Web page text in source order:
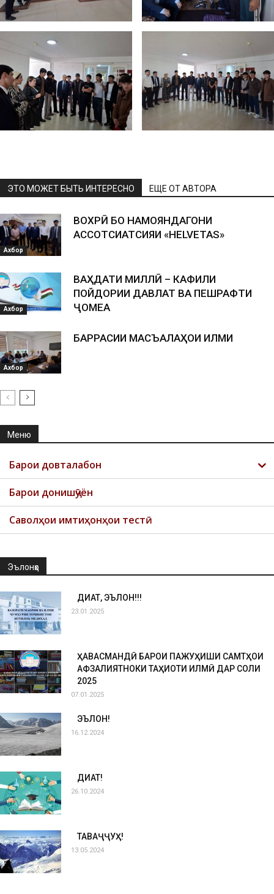
ЭТО МОЖЕТ БЫТЬ ИНТЕРЕСНО ЕЩЕ ОТ АВТОРА
Ахбор
ВОХӮРӢ БО НАМОЯНДАГОНИ
АССОТСИАТСИЯИ «HELVETAS»
Ахбор
ВАҲДАТИ МИЛЛӢ – КАФИЛИ
ПОЙДОРИИ ДАВЛАТ ВА ПЕШРАФТИ
ҶОМЕА
Ахбор
БАРРАСИИ МАСЪАЛАҲОИ ИЛМИ
Меню
Барои довталабон
Барои донишҷӯён
Саволҳои имтиҳонҳои тестӣ
Эълонҳо
ДИҚҚАТ, ЭЪЛОН!!!
23.01.2025
ҲАВАСМАНДӢ БАРОИ ПАЖУҲИШИ САМТҲОИ
АФЗАЛИЯТНОКИ ТАҲҚИҚОТИ ИЛМӢ ДАР СОЛИ
2025
07.01.2025
ЭЪЛОН!
16.12.2024
ДИҚҚАТ!
26.10.2024
ТАВАҶҶУҲ!
13.05.2024